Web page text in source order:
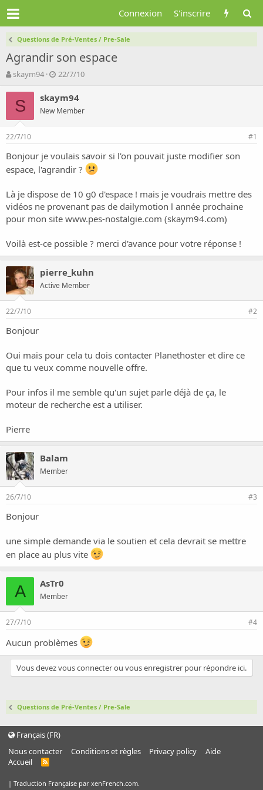
Connexion S'inscrire
Questions de Pré-Ventes / Pre-Sale
Agrandir son espace
A
t
e
r
d
l
a
i
s
c
u
s
i
o
n
skaym94
D
t
e
d
e
b
u
22/7/10
S skaym94
New Member
22/7/10 #1
Bonjour je voulais savoir si l'on pouvait juste modifier son
espace, l'agrandir ?
Là je dispose de 10 g0 d'espace ! mais je voudrais mettre des
vidéos ne provenant pas de dailymotion l année prochaine
pour mon site www.pes-nostalgie.com (skaym94.com)
Voilà est-ce possible ? merci d'avance pour votre réponse !
pierre_kuhn
Active Member
22/7/10 #2
Bonjour
Oui mais pour cela tu dois contacter Planethoster et dire ce
que tu veux comme nouvelle offre.
Pour infos il me semble qu'un sujet parle déjà de ça, le
moteur de recherche est a utiliser.
Pierre
Balam
Member
26/7/10 #3
Bonjour
une simple demande via le soutien et cela devrait se mettre
en place au plus vite
A AsTr0
Member
27/7/10 #4
Aucun problèmes
Vous devez vous connecter ou vous enregistrer pour répondre ici.
Questions de Pré-Ventes / Pre-Sale
Français (FR)
Nous contacter
Conditions et règles Privacy policy
Aide
Accueil
R
| Traduction Française par xenFrench.com.